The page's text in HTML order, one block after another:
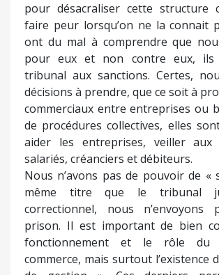
pour désacraliser cette structure
faire peur lorsqu’on ne la connait
ont du mal à comprendre que
pour eux et non contre eux, ils
tribunal aux sanctions. Certes,
décisions à prendre, que ce soit à
commerciaux entre entreprises ou
de procédures collectives, elles
aider les entreprises, veiller aux
salariés, créanciers et débiteurs.
Nous n’avons pas de pouvoir de «
même titre que le tribunal
correctionnel, nous n’envoyons
prison. Il est important de bien
fonctionnement et le rôle du
commerce, mais surtout l’existence